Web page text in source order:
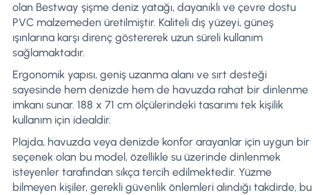
olan Bestway şişme deniz yatağı, dayanıklı ve çevre dostu
PVC malzemeden üretilmiştir. Kaliteli dış yüzeyi, güneş
ışınlarına karşı direnç göstererek uzun süreli kullanım
sağlamaktadır.
Ergonomik yapısı, geniş uzanma alanı ve sırt desteği
sayesinde hem denizde hem de havuzda rahat bir dinlenme
imkanı sunar. 188 x 71 cm ölçülerindeki tasarımı tek kişilik
kullanım için idealdir.
Plajda, havuzda veya denizde konfor arayanlar için uygun bir
seçenek olan bu model, özellikle su üzerinde dinlenmek
isteyenler tarafından sıkça tercih edilmektedir. Yüzme
bilmeyen kişiler, gerekli güvenlik önlemleri alındığı takdirde, bu